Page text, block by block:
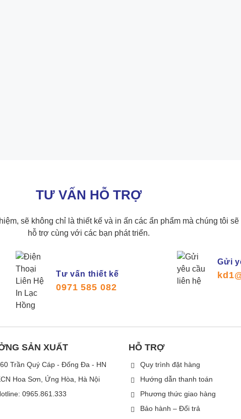
TƯ VẤN HỖ TRỢ
sẽ không chỉ là thiết kế và in ấn các ẩn phẩm mà chúng tôi
hỗ trợ cùng với các bạn phát triển.
Tư vấn thiết kế
0971 585 082
Gửi
SẢN XUẤT
Trần Quý Cáp - Đống Đa - HN
Hoa Sơn, Ứng Hòa, Hà Nội
0965.861.333
HỖ TRỢ
Quy trình đặt hàng
Hướng dẫn thanh toán
Phương thức giao hàng
Bảo hành – Đổi trả